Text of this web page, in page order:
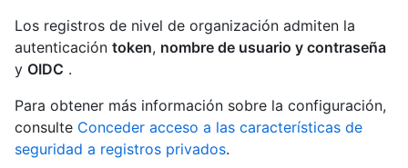
Los registros de nivel de organización admiten la
autenticación token, nombre de usuario y contraseña
y OIDC .
Para obtener más información sobre la configuración,
consulte Conceder acceso a las características de
seguridad a registros privados.